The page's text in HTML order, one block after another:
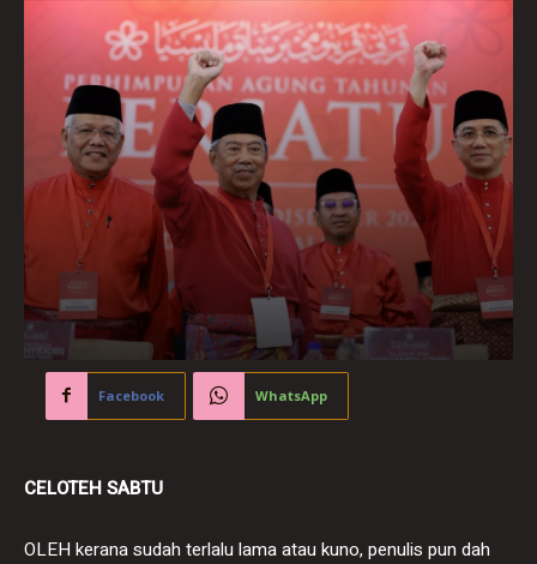
Facebook WhatsApp
CELOTEH SABTU
OLEH kerana sudah terlalu lama atau kuno, penulis pun dah